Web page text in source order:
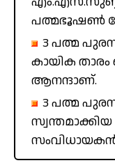
പത്മഭൂഷൺ
3 പത്മ
കായിക
ആനന്ദാണ്.
3 പത്മ